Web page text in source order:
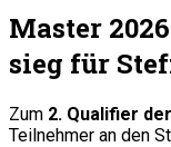
Master
sieg für
Zum 2. Qualifier
Teilnehmer an den